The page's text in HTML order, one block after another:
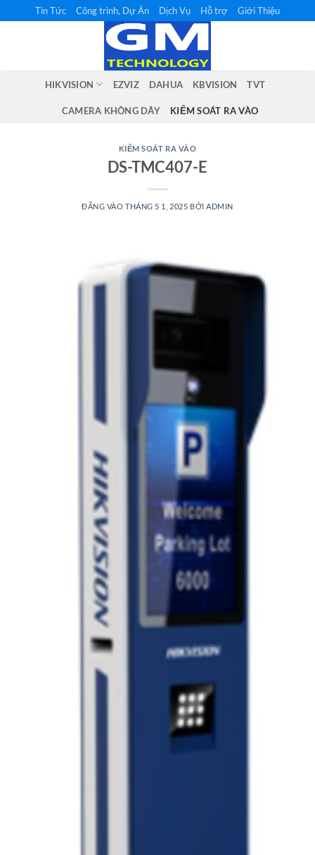
qua
Tin Tức Công trình, Dự Án Dịch Vụ Hỗ trợ Giới Thiệu
HIKVISION EZVIZ DAHUA KBVISION TVT
CAMERA KHÔNG DÂY KIỂM SOÁT RA VÀO
KIỂM SOÁT RA VÀO
DS-TMC407-E
ĐĂNG VÀO THÁNG 5 1, 2025 BỞI ADMIN